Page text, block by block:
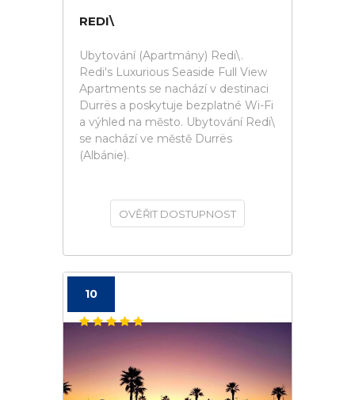
REDI\
Ubytování (Apartmány) Redi\.
Redi's Luxurious Seaside Full View
Apartments se nachází v destinaci
Durrës a poskytuje bezplatné Wi-Fi
a výhled na město. Ubytování Redi\
se nachází ve městě Durrës
(Albánie).
OVĚŘIT DOSTUPNOST
10